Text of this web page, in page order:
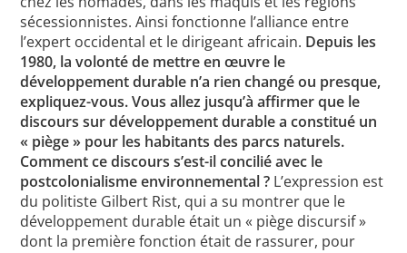
sécessionnistes. Ainsi fonctionne l’alliance entre
l’expert occidental et le dirigeant africain. Depuis les
1980, la volonté de mettre en œuvre le
développement durable n’a rien changé ou presque,
expliquez-vous. Vous allez jusqu’à affirmer que le
discours sur développement durable a constitué un
« piège » pour les habitants des parcs naturels.
Comment ce discours s’est-il concilié avec le
postcolonialisme environnemental ? L’expression est
du politiste Gilbert Rist, qui a su montrer que le
développement durable était un « piège discursif »
dont la première fonction était de rassurer, pour